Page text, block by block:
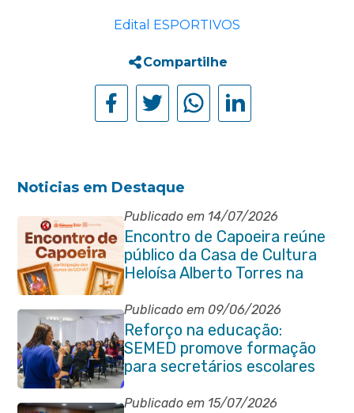
Edital ESPORTIVOS
Compartilhe
Noticias em Destaque
Publicado em 14/07/2026
Encontro de Capoeira reúne
público da Casa de Cultura
Heloísa Alberto Torres na
Praça Marechal Floriano
Peixoto
Publicado em 09/06/2026
Reforço na educação:
SEMED promove formação
para secretários escolares
Publicado em 15/07/2026